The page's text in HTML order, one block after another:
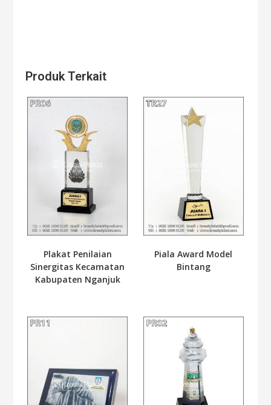
Produk Terkait
Plakat Penilaian
Sinergitas Kecamatan
Kabupaten Nganjuk
Piala Award Model
Bintang